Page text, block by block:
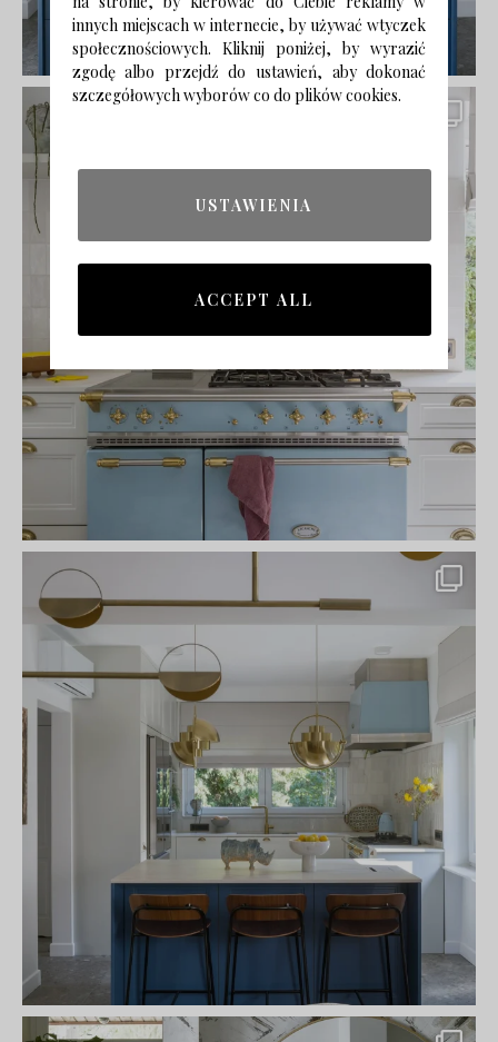
innych miejscach w internecie, by używać wtyczek
społecznościowych. Kliknij poniżej, by wyrazić
zgodę albo przejdź do ustawień, aby dokonać
szczegółowych wyborów co do plików cookies.
USTAWIENIA
ACCEPT ALL